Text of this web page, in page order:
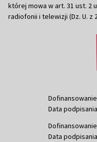
której mowa w art. 31 ust. 2
radiofonii i telewizji (Dz. U. z
Dofinansowanie
Data
Dofinansowanie
Data